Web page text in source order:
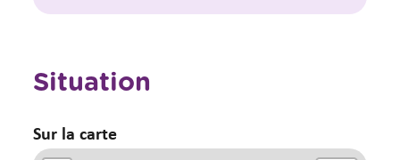
Situation
Sur la carte